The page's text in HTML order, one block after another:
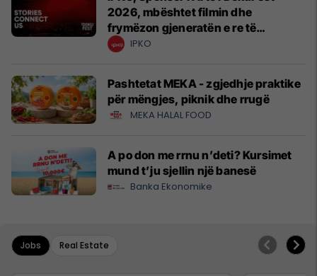
2026, mbështet filmin dhe
frymëzon gjeneratën e re të
krijuesve
IPKO
Pashtetat MEKA - zgjedhje praktike
për mëngjes, piknik dhe rrugë
MEKA HALAL FOOD
A po don me rrnu n’deti? Kursimet
mund t’ju sjellin një banesë
Banka Ekonomike
Jobs Real Estate